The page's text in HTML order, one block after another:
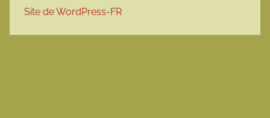
Site de WordPress-FR